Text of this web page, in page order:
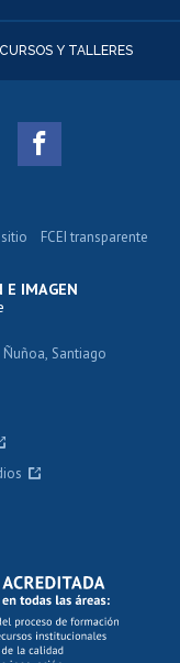
Y TALLERES
E IMAGEN
Santiago
FCEI transparente